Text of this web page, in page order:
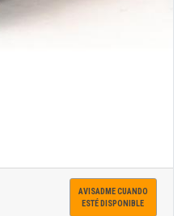
AVISADME CUANDO
ESTÉ DISPONIBLE